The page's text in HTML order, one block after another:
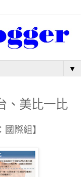
▼
、美比一比
際組】